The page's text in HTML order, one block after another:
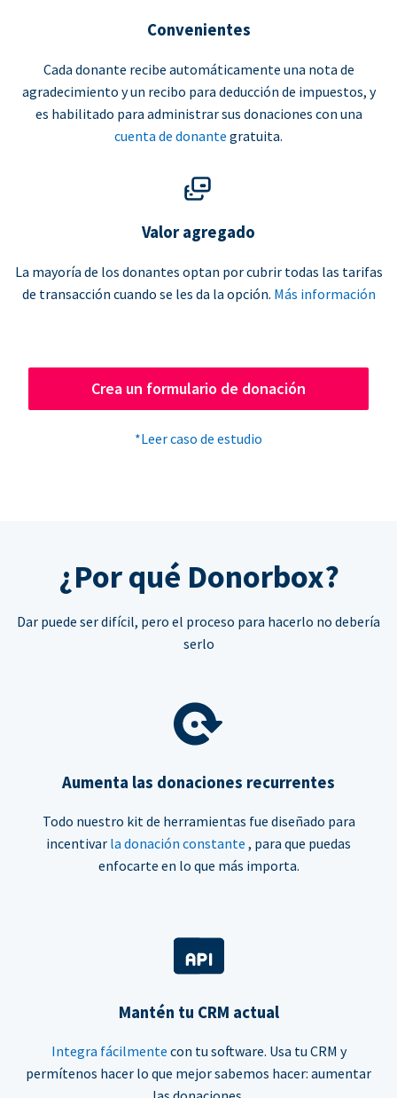
Convenientes
Cada donante recibe automáticamente una nota de
agradecimiento y un recibo para deducción de impuestos, y
es habilitado para administrar sus donaciones con una
cuenta de donante gratuita.
Valor agregado
La mayoría de los donantes optan por cubrir todas las tarifas
de transacción cuando se les da la opción. Más información
Crea un formulario de donación
*Leer caso de estudio
¿Por qué Donorbox?
Dar puede ser difícil, pero el proceso para hacerlo no debería
serlo
Aumenta las donaciones recurrentes
Todo nuestro kit de herramientas fue diseñado para
incentivar la donación constante , para que puedas
enfocarte en lo que más importa.
Mantén tu CRM actual
Integra fácilmente con tu software. Usa tu CRM y
permítenos hacer lo que mejor sabemos hacer: aumentar